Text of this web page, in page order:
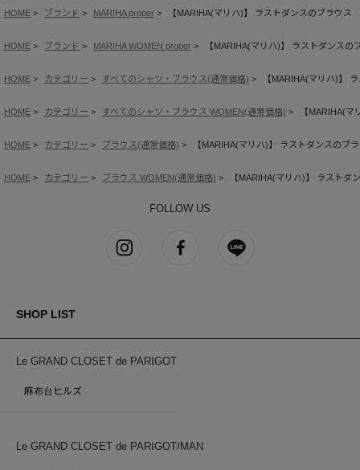
HOME ブランド MARIHA proper 【MARIHA(マリハ)】 ラストダンスのブラウス
HOME ブランド MARIHA WOMEN proper 【MARIHA(マリハ)】 ラストダンスの
HOME カテゴリー すべてのシャツ・ブラウス(通常価格) 【MARIHA(マリハ)】
HOME カテゴリー すべてのシャツ・ブラウス WOMEN(通常価格) 【MARIHA(
HOME カテゴリー ブラウス(通常価格) 【MARIHA(マリハ)】 ラストダンスのブ
HOME カテゴリー ブラウス WOMEN(通常価格) 【MARIHA(マリハ)】 ラストダ
FOLLOW US
SHOP LIST
Le GRAND CLOSET de PARIGOT
麻布台ヒルズ
Le GRAND CLOSET de PARIGOT/MAN